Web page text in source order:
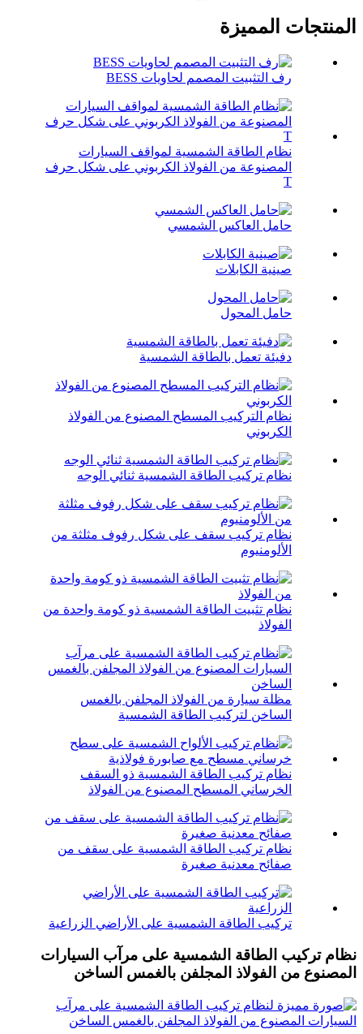
المنتجات المميزة
رف التثبيت المصمم لحاويات BESS
نظام الطاقة الشمسية لمواقف السيارات
المصنوعة من الفولاذ الكربوني على شكل حرف
T
حامل العاكس الشمسي
صينية الكابلات
حامل المحول
دفيئة تعمل بالطاقة الشمسية
نظام التركيب المسطح المصنوع من الفولاذ
الكربوني
نظام تركيب الطاقة الشمسية ثنائي الوجه
نظام تركيب سقف على شكل رفوف مثلثة من
الألومنيوم
نظام تثبيت الطاقة الشمسية ذو كومة واحدة من
الفولاذ
مظلة سيارة من الفولاذ المجلفن بالغمس
الساخن لتركيب الطاقة الشمسية
نظام تركيب الطاقة الشمسية ذو السقف
الخرساني المسطح المصنوع من الفولاذ
نظام تركيب الطاقة الشمسية على سقف من
صفائح معدنية صغيرة
تركيب الطاقة الشمسية على الأراضي الزراعية
نظام تركيب الطاقة الشمسية على مرآب السيارات
المصنوع من الفولاذ المجلفن بالغمس الساخن